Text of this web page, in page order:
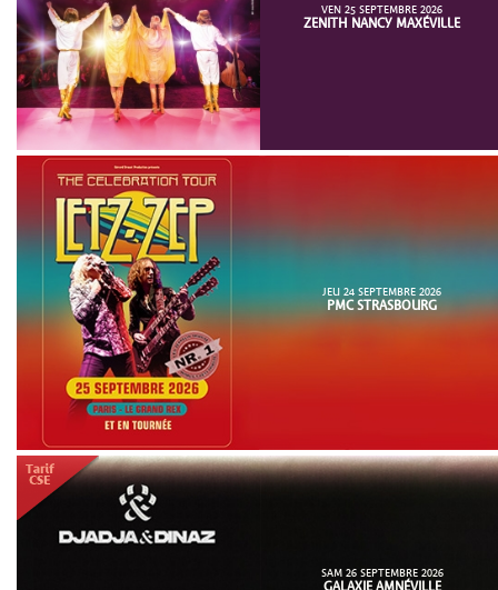
VEN 25 SEPTEMBRE 2026
ZENITH NANCY MAXÉVILLE
JEU 24 SEPTEMBRE 2026
PMC STRASBOURG
SAM 26 SEPTEMBRE 2026